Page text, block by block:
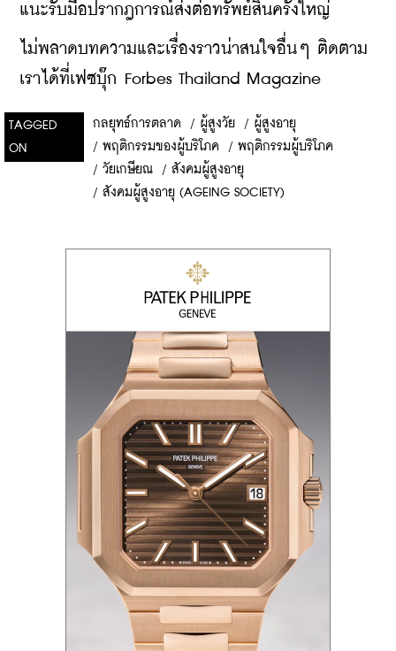
แนะรับมือปรากฎการณ์ส่งต่อทรัพย์สินครั้งใหญ่
ไม่พลาดบทความและเรื่องราวน่าสนใจอื่นๆ ติดตาม
เราได้ที่เฟซบุ๊ก Forbes Thailand Magazine
TAGGED
ON
กลยุทธ์การตลาด / ผู้สูงวัย / ผู้สูงอายุ
/ พฤติกรรมของผู้บริโภค / พฤติกรรมผู้บริโภค
/ วัยเกษียณ / สังคมผู้สูงอายุ
/ สังคมผู้สูงอายุ (AGEING SOCIETY)